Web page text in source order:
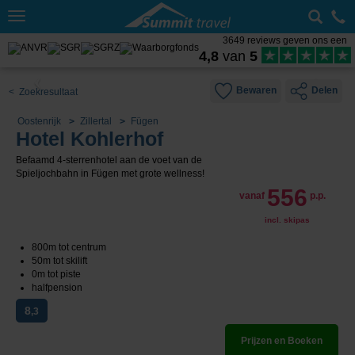
Toggle
3649 reviews geven ons een
4,8 van 5
< Zoekresultaat Bewaren Delen
Oostenrijk Zillertal Fügen
Hotel Kohlerhof
Befaamd 4-sterrenhotel aan de voet van de
Spieljochbahn in Fügen met grote wellness!
vanaf 556 p.p.
incl. skipas
800m tot centrum
50m tot skilift
0m tot piste
halfpension
8,3
Prijzen en Boeken